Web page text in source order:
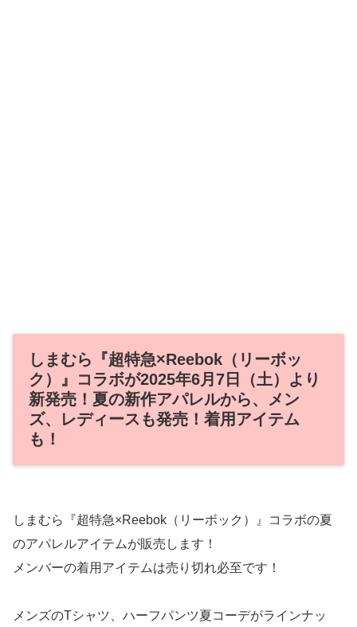
しまむら『超特急×Reebok（リーボッ
ク）』コラボが2025年6月7日（土）より
新発売！夏の新作アパレルから、メン
ズ、レディースも発売！着用アイテム
も！
しまむら『超特急×Reebok（リーボック）』コラボの夏
のアパレルアイテムが販売します！
メンバーの着用アイテムは売り切れ必至です！
メンズのTシャツ、ハーフパンツ夏コーデがラインナッ